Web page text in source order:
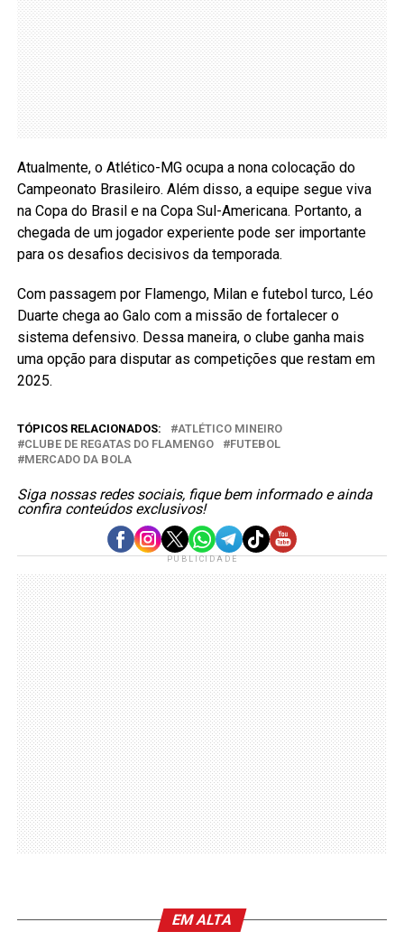
Atualmente, o Atlético-MG ocupa a nona colocação do
Campeonato Brasileiro. Além disso, a equipe segue viva
na Copa do Brasil e na Copa Sul-Americana. Portanto, a
chegada de um jogador experiente pode ser importante
para os desafios decisivos da temporada.
Com passagem por Flamengo, Milan e futebol turco, Léo
Duarte chega ao Galo com a missão de fortalecer o
sistema defensivo. Dessa maneira, o clube ganha mais
uma opção para disputar as competições que restam em
2025.
TÓPICOS RELACIONADOS:
ATLÉTICO MINEIRO
CLUBE DE REGATAS DO FLAMENGO
FUTEBOL
MERCADO DA BOLA
Siga nossas redes sociais, fique bem informado e ainda
confira conteúdos exclusivos!
PUBLICIDADE
EM ALTA